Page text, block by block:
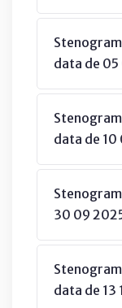
data de
data de
30 09
data de 13